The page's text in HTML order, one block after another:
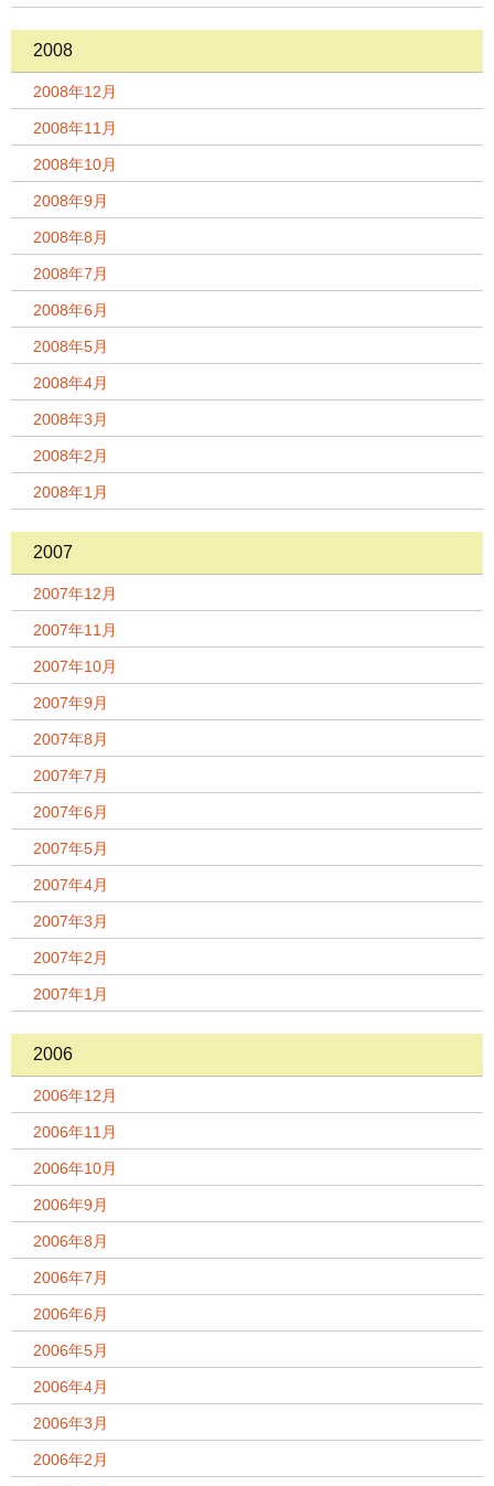
2008
2008年12月
2008年11月
2008年10月
2008年9月
2008年8月
2008年7月
2008年6月
2008年5月
2008年4月
2008年3月
2008年2月
2008年1月
2007
2007年12月
2007年11月
2007年10月
2007年9月
2007年8月
2007年7月
2007年6月
2007年5月
2007年4月
2007年3月
2007年2月
2007年1月
2006
2006年12月
2006年11月
2006年10月
2006年9月
2006年8月
2006年7月
2006年6月
2006年5月
2006年4月
2006年3月
2006年2月